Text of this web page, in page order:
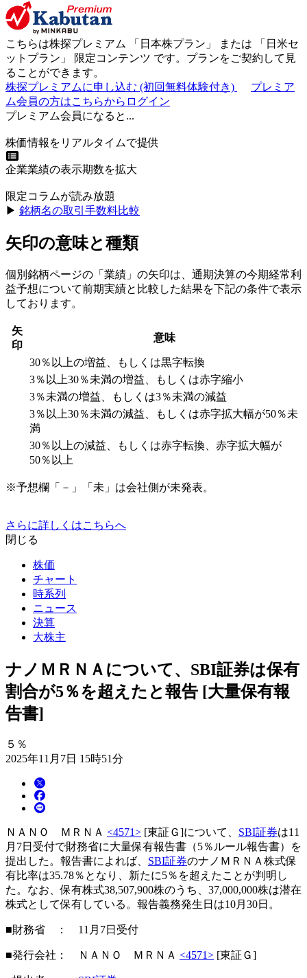
こちらは株探プレミアム 「 日本株プラン 」 または 「 日米セ
ットプラン 」 限定コンテンツ です。プランをご契約して見
ることができます。
株探プレミアムに申し込む (初回無料体験付き)
プレミア
ム会員の方はこちらからログイン
プレミアム会員になると...
株価情報をリアルタイムで提供
企業業績の表示期数を拡大
限定コラムが読み放題
▶︎ 銘柄名の取引手数料比較
矢印の意味と種類
個別銘柄ページの「業績」の矢印は、通期決算の今期経常利
益予想について前期実績と比較した結果を下記の条件で表示
しております。
矢
印
意味
30％以上の増益、もしくは黒字転換
3％以上30％未満の増益、もしくは赤字縮小
3％未満の増益、もしくは3％未満の減益
3％以上30％未満の減益、もしくは赤字拡大幅が50％未
満
30％以上の減益、もしくは赤字転換、赤字拡大幅が
50％以上
※予想欄「－」「未」は会社側が未発表。
さらに詳しくはこちらへ
閉じる
株価
チャート
時系列
ニュース
決算
大株主
ナノＭＲＮＡについて、SBI証券は保有
割合が5％を超えたと報告 [大量保有報
告書]
５％
2025年11月7日 15時51分
ＮＡＮＯ ＭＲＮＡ <4571> [東証Ｇ]について、 SBI証券は11
月7日受付で財務省に大量保有報告書（5％ルール報告書）を
提出した。報告書によれば、 SBI証券のナノＭＲＮＡ株式保
有比率は35.78％となり、新たに5％を超えたことが判明し
た。なお、保有株式38,507,900株のうち、37,000,000株は潜在
株式として保有している。報告義務発生日は10月30日。
■財務省 ： 11月7日受付
■発行会社： ＮＡＮＯ ＭＲＮＡ <4571> [東証Ｇ]